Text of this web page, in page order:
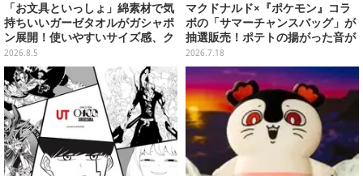
「お文具といっしょ」綿素材で気
持ちいいガーゼタオルがガシャポ
ン展開！使いやすいサイズ感、ク
ールな和柄や可愛らしいお寿司な
ど全4種
2026.8.5
マクドナルド×『ポケモン』コラ
ボの「サマーチャンスバッグ」が
抽選販売！ポテトの揚がった音が
流れる「とびだすピカチュウ ポテ
トタイマー」など当たる
2026.7.18